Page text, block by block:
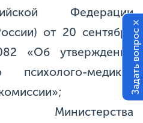
Федерации
от 20 сентября
«Об утверждении
медико-
Министерства
Задать вопрос
×